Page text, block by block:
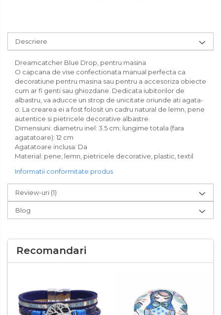
Descriere
Dreamcatcher Blue Drop, pentru masina
O capcana de vise confectionata manual perfecta ca
decoratiune pentru masina sau pentru a accesoriza obiecte
cum ar fi genti sau ghiozdane. Dedicata iubitorilor de
albastru, va aducce un strop de unicitate oriunde ati agata-
o. La crearea ei a fost folosit un cadru natural de lemn, pene
autentice si pietricele decorative albastre.
Dimensiuni: diametru inel: 3.5 cm; lungime totala (fara
agatatoare): 12 cm
Agatatoare inclusa: Da
Material: pene, lemn, pietricele decorative, plastic, textil
Informatii conformitate produs
Review-uri (1)
Blog
Recomandari